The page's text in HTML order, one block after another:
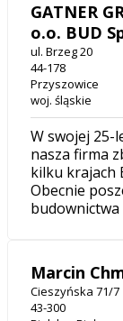
GATNER
o.o. BUD
ul. Brzeg 20
44-178
Przyszowice
woj. śląskie
W swojej 25-
nasza firma
kilku krajach
Obecnie
budownictwa
Marcin
Cieszyńska 71/7
43-300